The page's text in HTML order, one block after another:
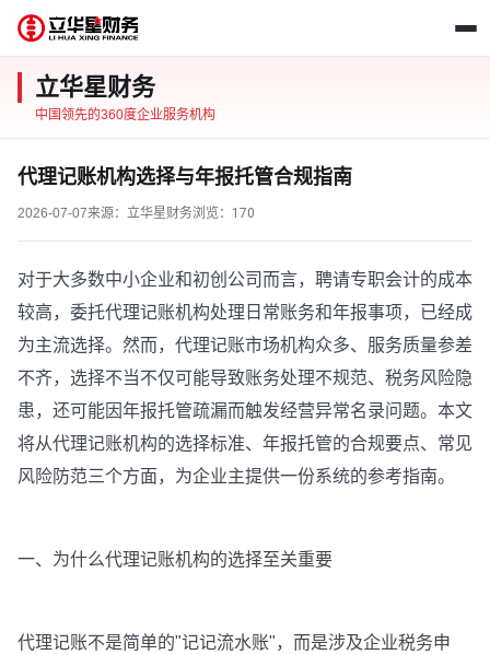
立华星财务
中国领先的360度企业服务机构
代理记账机构选择与年报托管合规指南
2026-07-07来源：立华星财务浏览： 170
对于大多数中小企业和初创公司而言，聘请专职会计的成本
较高，委托代理记账机构处理日常账务和年报事项，已经成
为主流选择。然而，代理记账市场机构众多、服务质量参差
不齐，选择不当不仅可能导致账务处理不规范、税务风险隐
患，还可能因年报托管疏漏而触发经营异常名录问题。本文
将从代理记账机构的选择标准、年报托管的合规要点、常见
风险防范三个方面，为企业主提供一份系统的参考指南。
一、为什么代理记账机构的选择至关重要
代理记账不是简单的"记记流水账"，而是涉及企业税务申